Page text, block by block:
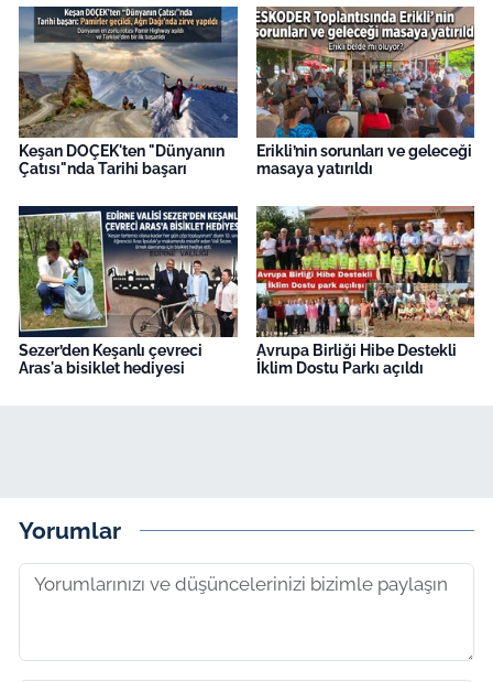
Keşan DOÇEK'ten "Dünyanın
Çatısı"nda Tarihi başarı
Erikli’nin sorunları ve geleceği
masaya yatırıldı
Sezer’den Keşanlı çevreci
Aras'a bisiklet hediyesi
Avrupa Birliği Hibe Destekli
İklim Dostu Parkı açıldı
Yorumlar